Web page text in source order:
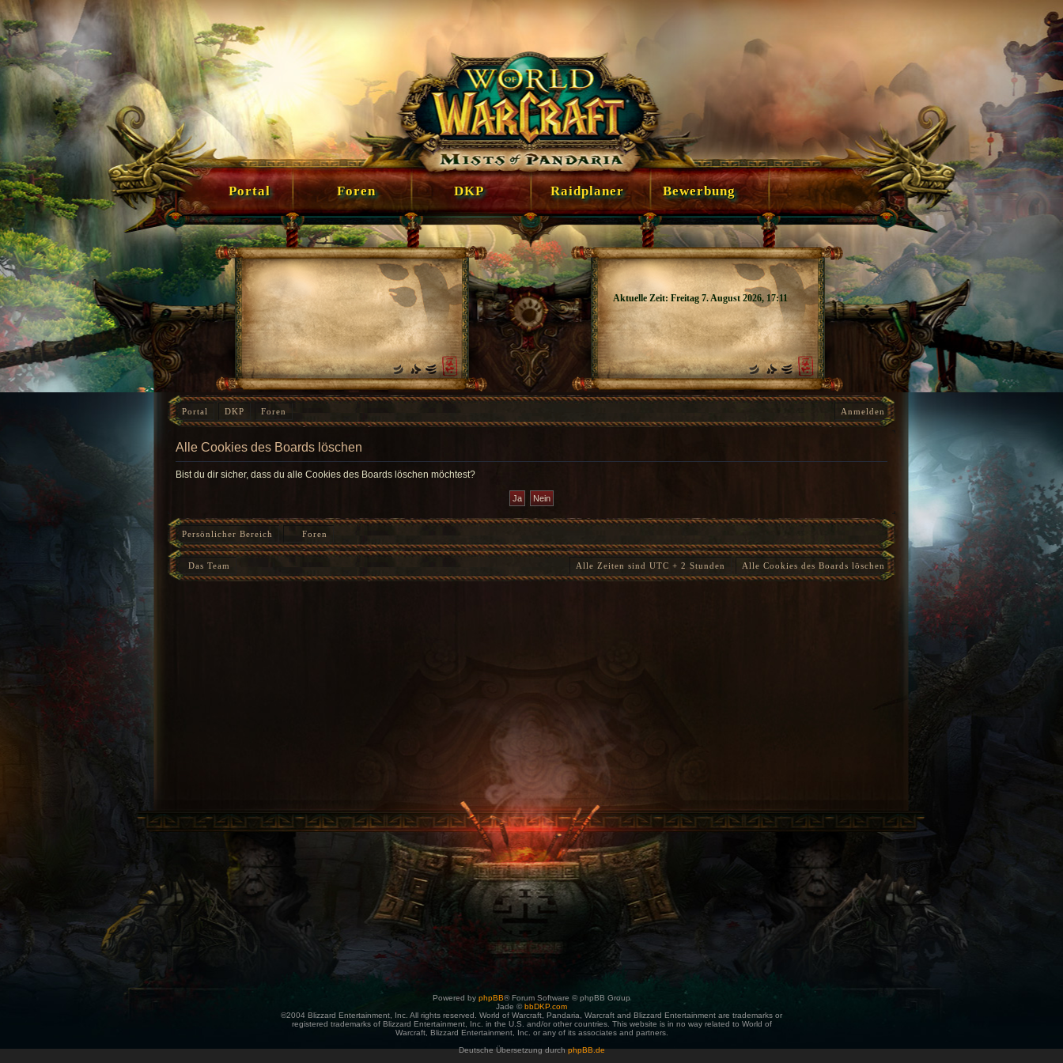
Aktuelle Zeit: Freitag 7. August 2026, 17:11
Portal Foren DKP Raidplaner Bewerbung
Portal DKP Foren Anmelden
Alle Cookies des Boards löschen
Bist du dir sicher, dass du alle Cookies des Boards löschen möchtest?
Persönlicher Bereich Foren
Das Team Alle Cookies des Boards löschen
Alle Zeiten sind UTC + 2 Stunden
Powered by phpBB® Forum Software © phpBB Group
Jade ©bbDKP.com
©2004 Blizzard Entertainment, Inc. All rights reserved. World of Warcraft, Pandaria, Warcraft and Blizzard Entertainment are trademarks or
registered trademarks of Blizzard Entertainment, Inc. in the U.S. and/or other countries. This website is in no way related to World of
Warcraft, Blizzard Entertainment, Inc. or any of its associates and partners.
Deutsche Übersetzung durchphpBB.de